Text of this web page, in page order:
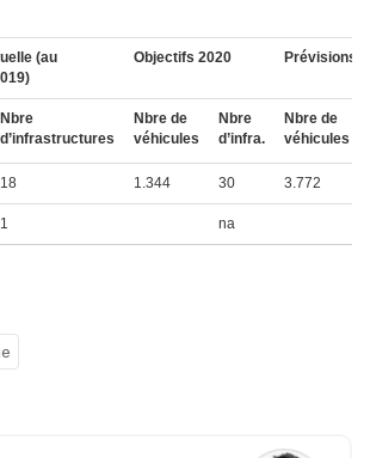
(au
Objectifs 2020 Prévisions
Nbre
d’infrastructures
Nbre de
véhicules
Nbre
d’infra.
Nbre de
véhicules
18 1.344 30 3.772
1 na